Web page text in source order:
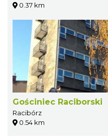
0.37 km
Gościniec Raciborski
Racibórz
0.54 km